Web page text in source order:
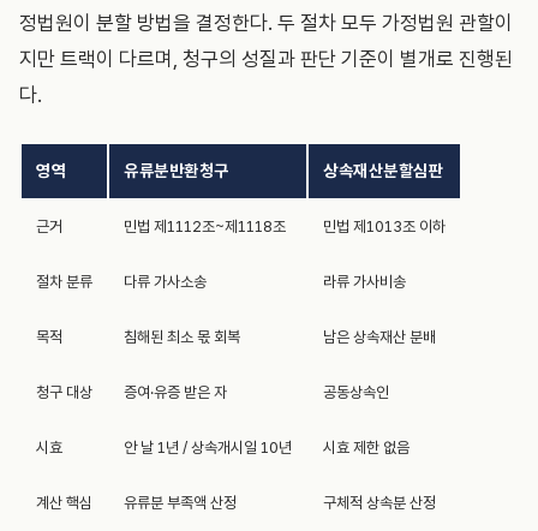
정법원이 분할 방법을 결정한다. 두 절차 모두 가정법원 관할이
지만 트랙이 다르며, 청구의 성질과 판단 기준이 별개로 진행된
다.
영역 유류분반환청구 상속재산분할심판
근거 민법 제1112조~제1118조 민법 제1013조 이하
절차 분류 다류 가사소송 라류 가사비송
목적 침해된 최소 몫 회복 남은 상속재산 분배
청구 대상 증여·유증 받은 자 공동상속인
시효 안 날 1년 / 상속개시일 10년 시효 제한 없음
계산 핵심 유류분 부족액 산정 구체적 상속분 산정